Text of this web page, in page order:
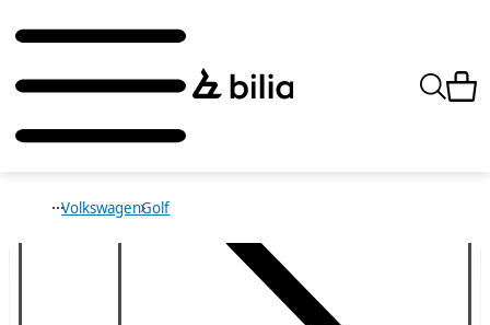
VolkswagenGolf